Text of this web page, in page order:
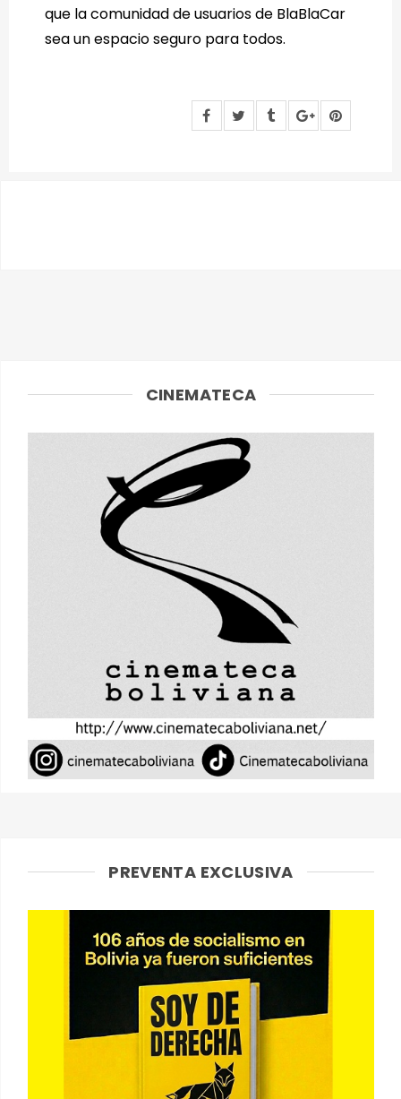
que la comunidad de usuarios de BlaBlaCar
sea un espacio seguro para todos.
CINEMATECA
PREVENTA EXCLUSIVA